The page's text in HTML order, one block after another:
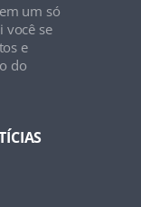
um só
você se
e
do